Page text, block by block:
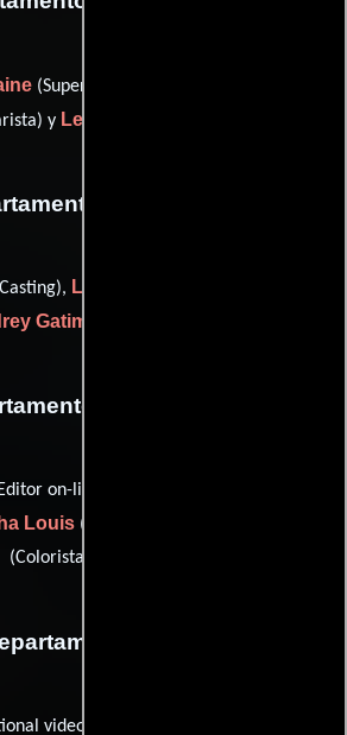
(Supervisor de vestuario),
y Leïla Medani
de reparto
Laurent Couraud
Gatimel
de editorial
on-line),
Louis(Colorista) y
(Colorista: diarios)
de electricidad
video assist),